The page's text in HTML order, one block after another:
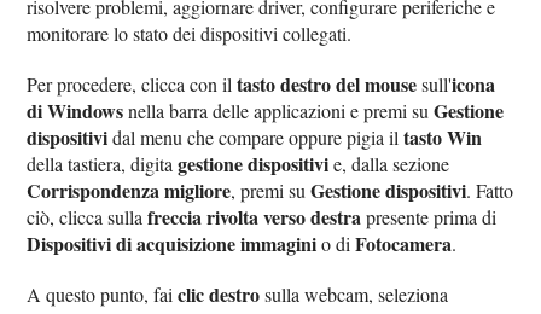
risolvere problemi, aggiornare driver, configurare periferiche e
monitorare lo stato dei dispositivi collegati.
Per procedere, clicca con iltasto destro del mousesull'icona
di Windowsnella barra delle applicazioni e premi suGestione
dispositividal menu che compare oppure pigia iltasto Win
della tastiera, digitagestione dispositivie, dalla sezione
Corrispondenza migliore, premi suGestione dispositivi. Fatto
ciò, clicca sullafreccia rivolta verso destrapresente prima di
Dispositivi di acquisizione immaginio diFotocamera.
A questo punto, faiclic destrosulla webcam, seleziona